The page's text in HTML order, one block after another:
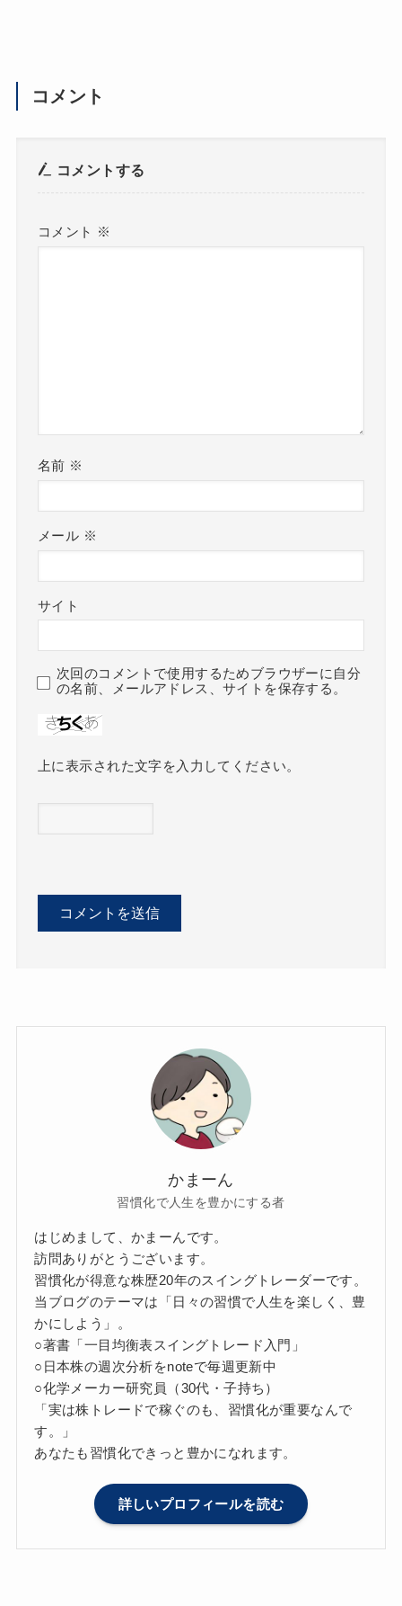
コメント
コメントする
コメント ※
名前 ※
メール ※
サイト
次回のコメントで使用するためブラウザーに自分
の名前、メールアドレス、サイトを保存する。
上に表示された文字を入力してください。
かまーん
習慣化で人生を豊かにする者
はじめまして、かまーんです。
訪問ありがとうございます。
習慣化が得意な株歴20年のスイングトレーダーです。
当ブログのテーマは「日々の習慣で人生を楽しく、豊
かにしよう」。
○著書「一目均衡表スイングトレード入門」
○日本株の週次分析をnoteで毎週更新中
○化学メーカー研究員（30代・子持ち）
「実は株トレードで稼ぐのも、習慣化が重要なんで
す。」
あなたも習慣化できっと豊かになれます。
詳しいプロフィールを読む